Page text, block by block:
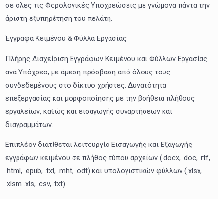
σε όλες τις Φορολογικές Υποχρεώσεις με γνώμονα πάντα την
άριστη εξυπηρέτηση του πελάτη.
Έγγραφα Κειμένου & Φύλλα Εργασίας
Πλήρης Διαχείριση Εγγράφων Κειμένου και Φύλλων Εργασίας
ανά Υπόχρεο, με άμεση πρόσβαση από όλους τους
συνδεδεμένους στο δίκτυο χρήστες. Δυνατότητα
επεξεργασίας και μορφοποίησης με την βοήθεια πλήθους
εργαλείων, καθώς και εισαγωγής συναρτήσεων και
διαγραμμάτων.
Επιπλέον διατίθεται λειτουργία Εισαγωγής και Εξαγωγής
εγγράφων κειμένου σε πλήθος τύπου αρχείων (.docx, .doc, .rtf,
.html, .epub, .txt, .mht, .odt) και υπολογιστικών φύλλων (.xlsx,
.xlsm .xls, .csv, .txt).